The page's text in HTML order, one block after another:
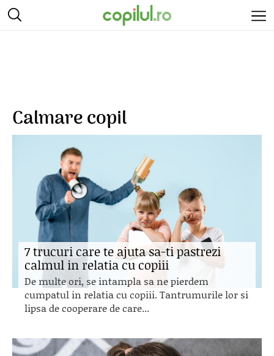
Calmare copil
7 trucuri care te ajuta sa-ti pastrezi
calmul in relatia cu copiii
De multe ori, se intampla sa ne pierdem
cumpatul in relatia cu copiii. Tantrumurile lor si
lipsa de cooperare de care...